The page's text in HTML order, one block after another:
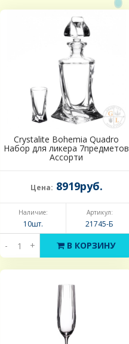
Crystalite Bohemia Quadro
Набор для ликера 7предметов
Ассорти
Цена: 8919руб.
Наличие:
10шт.
Артикул:
21745-Б
- + В КОРЗИНУ